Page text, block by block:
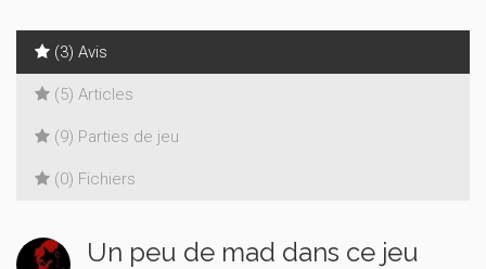
(3) Avis
(5) Articles
(9) Parties de jeu
(0) Fichiers
Un peu de mad dans ce jeu